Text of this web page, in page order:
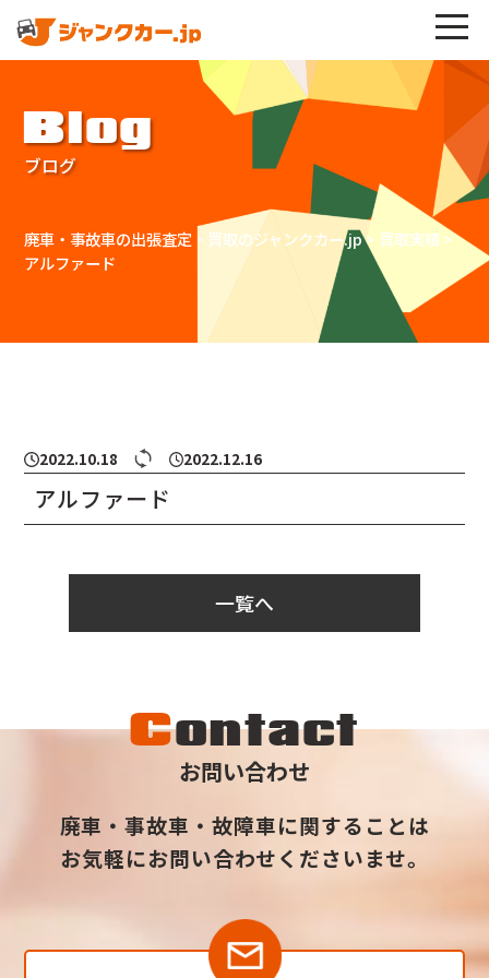
Blog
ブログ
廃車・事故車の出張査定・買取のジャンクカー.jp> 買取実績 >
アルファード
2022.10.18 2022.12.16
アルファード
一覧へ
Contact
お問い合わせ
廃車・事故車・故障車に関することは
お気軽にお問い合わせくださいませ。